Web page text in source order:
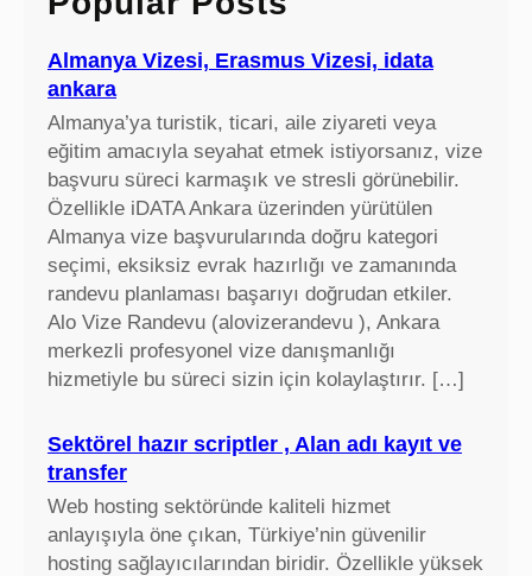
h
Almanya Vizesi, Erasmus Vizesi, idata
ankara
Almanya’ya turistik, ticari, aile ziyareti veya
eğitim amacıyla seyahat etmek istiyorsanız, vize
başvuru süreci karmaşık ve stresli görünebilir.
Özellikle iDATA Ankara üzerinden yürütülen
Almanya vize başvurularında doğru kategori
seçimi, eksiksiz evrak hazırlığı ve zamanında
randevu planlaması başarıyı doğrudan etkiler.
Alo Vize Randevu (alovizerandevu ), Ankara
merkezli profesyonel vize danışmanlığı
hizmetiyle bu süreci sizin için kolaylaştırır. […]
Sektörel hazır scriptler , Alan adı kayıt ve
transfer
Web hosting sektöründe kaliteli hizmet
anlayışıyla öne çıkan, Türkiye’nin güvenilir
hosting sağlayıcılarından biridir. Özellikle yüksek